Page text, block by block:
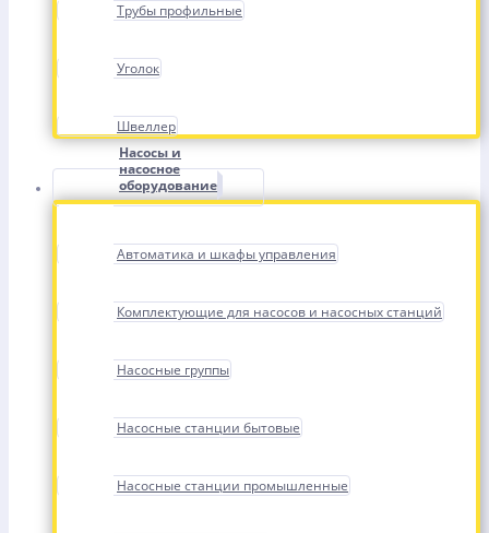
Трубы профильные
Уголок
Швеллер
Насосы и
насосное
оборудование
Автоматика и шкафы управления
Комплектующие для насосов и насосных станций
Насосные группы
Насосные станции бытовые
Насосные станции промышленные